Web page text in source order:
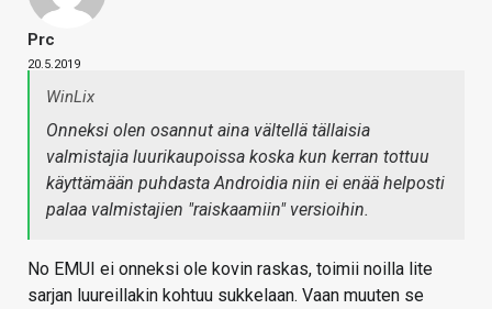
Prc
20.5.2019
WinLix
Onneksi olen osannut aina vältellä tällaisia
valmistajia luurikaupoissa koska kun kerran tottuu
käyttämään puhdasta Androidia niin ei enää helposti
palaa valmistajien "raiskaamiin" versioihin.
No EMUI ei onneksi ole kovin raskas, toimii noilla lite
sarjan luureillakin kohtuu sukkelaan. Vaan muuten se